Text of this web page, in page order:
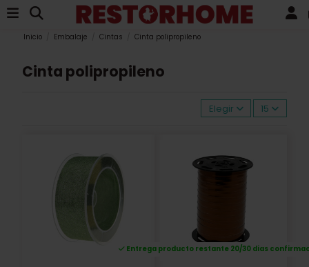
Inicio Embalaje Cintas Cinta polipropileno
Cinta polipropileno
Elegir 15
Entrega producto restante 20/30 dias